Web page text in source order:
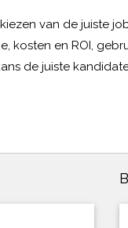
van de juiste
kosten en ROI,
de juiste